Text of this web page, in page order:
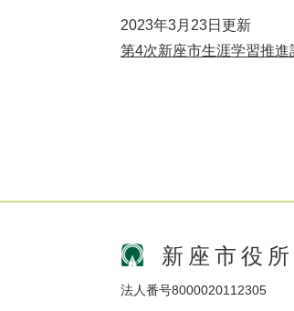
2023年3月23日更新
第4次新座市生涯学習推進
新座市役所
法人番号8000020112305